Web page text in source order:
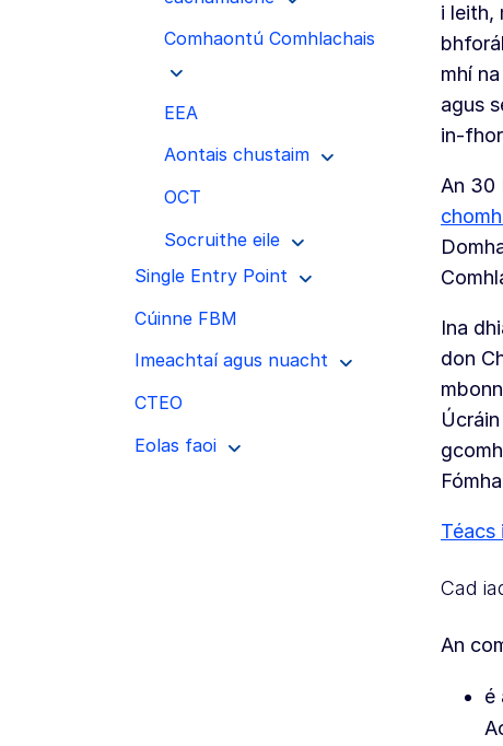
Comhaontú Comhlachais
EEA
Aontais chustaim
OCT
Socruithe eile
Single Entry Point
Cúinne FBM
Imeachtaí agus nuacht
CTEO
Eolas faoi
i leith,
mhí
agus
in-
An 30
Ina
don
Téacs
Cad
An
é